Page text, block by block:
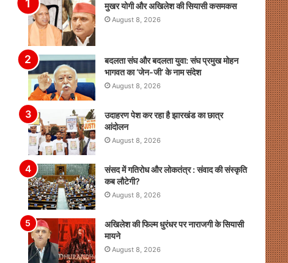
मुखर योगी और अखिलेश की सियासी कसमकस
August 8, 2026
बदलता संघ और बदलता युवा: संघ प्रमुख मोहन
भागवत का ‘जेन-जी’ के नाम संदेश
August 8, 2026
उदाहरण पेश कर रहा है झारखंड का छात्र
आंदोलन
August 8, 2026
संसद में गतिरोध और लोकतंत्र : संवाद की संस्कृति
कब लौटेगी?
August 8, 2026
अखिलेश की फिल्म धुरंधर पर नाराजगी के सियासी
मायने
August 8, 2026